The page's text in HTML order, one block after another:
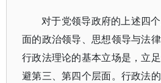
对于党领导政府的上述四
面的政治领导、思想领导与法
行政法理论的基本立场是，立
避第三、第四个层面。行政法